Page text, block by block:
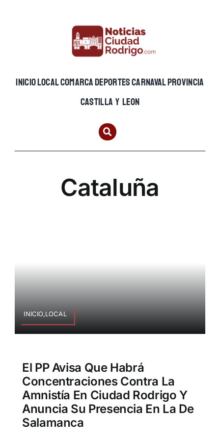
INICIOLOCALCOMARCADEPORTESCARNAVALPROVINCIA
CASTILLA Y LEON
Cataluña
INICIO,LOCAL
El PP Avisa Que Habrá
Concentraciones Contra La
Amnistía En Ciudad Rodrigo Y
Anuncia Su Presencia En La De
Salamanca